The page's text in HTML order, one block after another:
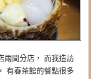
兩間分店， 而我造訪
有春茶館的餐點很多